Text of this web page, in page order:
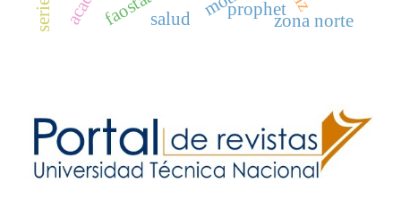
prophet
zona norte
salud